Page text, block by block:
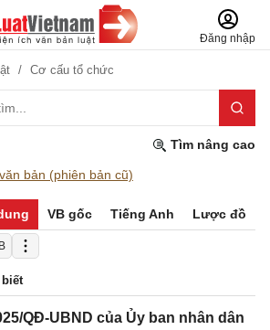
Đăng nhập
Cơ cấu tổ chức
Tìm nâng cao
bản (phiên bản cũ)
VB gốc Tiếng Anh Lược đồ
QĐ-UBND của Ủy ban nhân dân